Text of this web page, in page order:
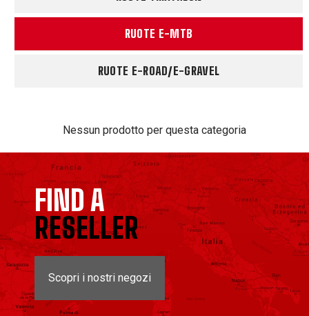
RUOTE E-MTB
RUOTE E-ROAD/E-GRAVEL
Nessun prodotto per questa categoria
FIND A
RESELLER
Scopri i nostri negozi